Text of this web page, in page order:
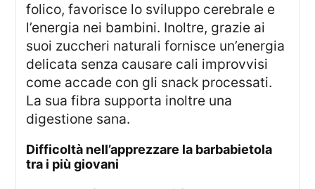
folico, favorisce lo sviluppo cerebrale e
l’energia nei bambini. Inoltre, grazie ai
suoi zuccheri naturali fornisce un’energia
delicata senza causare cali improvvisi
come accade con gli snack processati.
La sua fibra supporta inoltre una
digestione sana.
difficoltà nell’apprezzare la barbabietola
tra i più giovani